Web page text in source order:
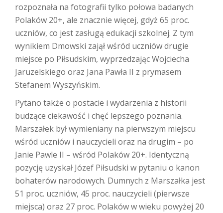
rozpoznała na fotografii tylko połowa badanych
Polaków 20+, ale znacznie więcej, gdyż 65 proc.
uczniów, co jest zasługą edukacji szkolnej. Z tym
wynikiem Dmowski zajął wśród uczniów drugie
miejsce po Piłsudskim, wyprzedzając Wojciecha
Jaruzelskiego oraz Jana Pawła II z prymasem
Stefanem Wyszyńskim.
Pytano także o postacie i wydarzenia z historii
budzące ciekawość i chęć lepszego poznania.
Marszałek był wymieniany na pierwszym miejscu
wśród uczniów i nauczycieli oraz na drugim – po
Janie Pawle II – wśród Polaków 20+. Identyczną
pozycję uzyskał Józef Piłsudski w pytaniu o kanon
bohaterów narodowych. Dumnych z Marszałka jest
51 proc. uczniów, 45 proc. nauczycieli (pierwsze
miejsca) oraz 27 proc. Polaków w wieku powyżej 20